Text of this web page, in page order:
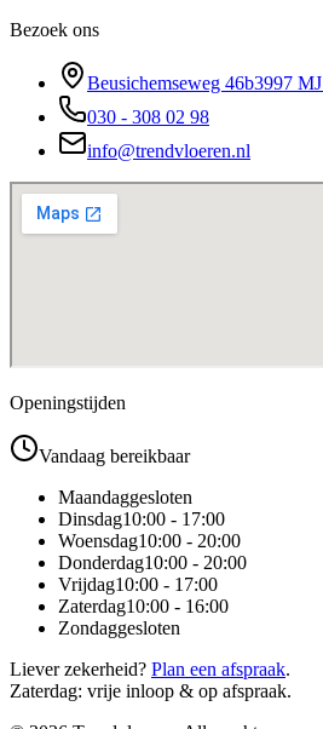
Bezoek ons
Beusichemseweg 46b3997 MJ
030 - 308 02 98
info@trendvloeren.nl
Openingstijden
Vandaag bereikbaar
Maandaggesloten
Dinsdag10:00 - 17:00
Woensdag10:00 - 20:00
Donderdag10:00 - 20:00
Vrijdag10:00 - 17:00
Zaterdag10:00 - 16:00
Zondaggesloten
Liever zekerheid? Plan een afspraak.
Zaterdag: vrije inloop & op afspraak.